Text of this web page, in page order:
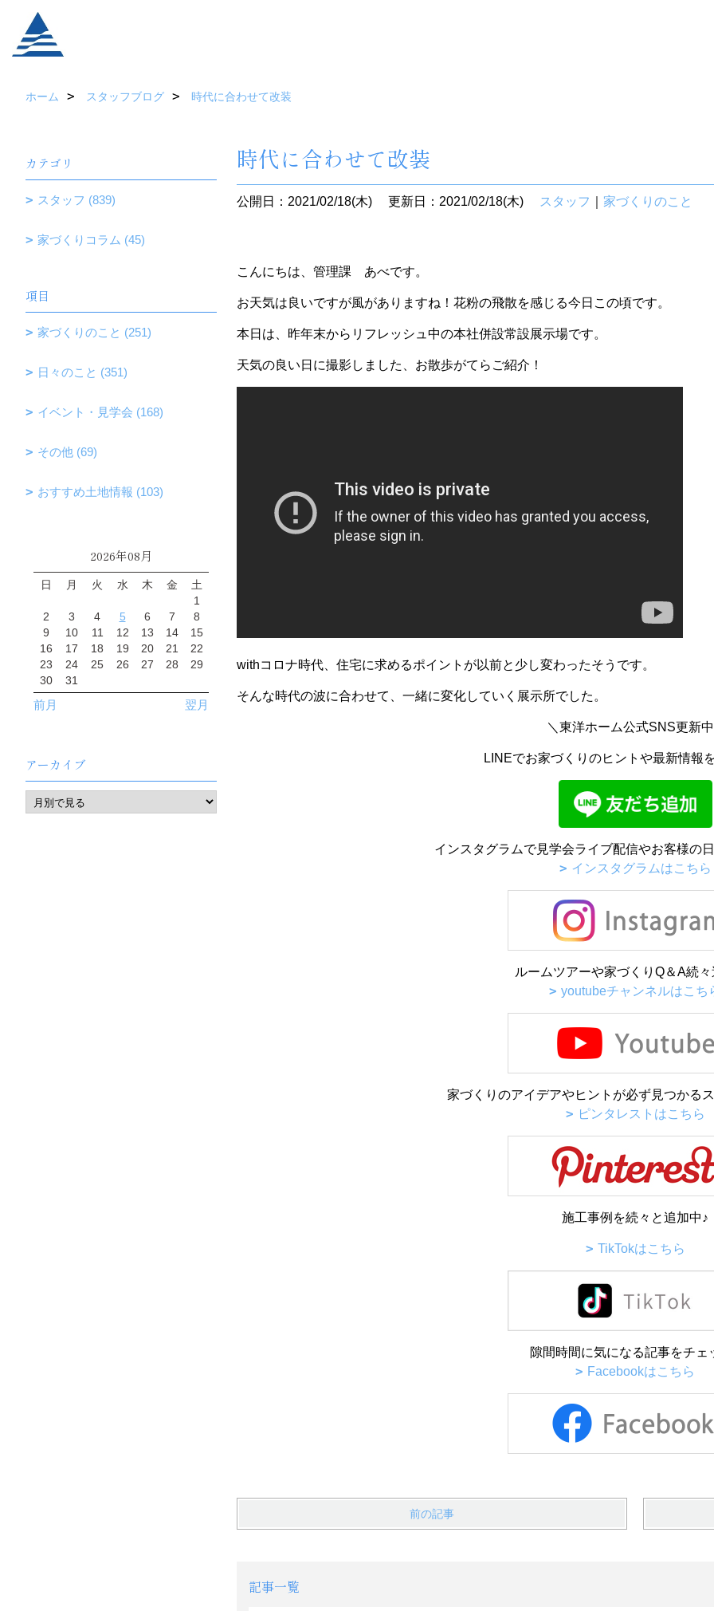
ホーム スタッフブログ 時代に合わせて改装
時代に合わせて改装
公開日：2021/02/18(木) 更新日：2021/02/18(木) スタッフ 家づくりのこと
こんにちは、管理課 あべです。
お天気は良いですが風がありますね！花粉の飛散を感じる今日この頃です。
本日は、昨年末からリフレッシュ中の本社併設常設展示場です。
天気の良い日に撮影しました、お散歩がてらご紹介！
withコロナ時代、住宅に求めるポイントが以前と少し変わったそうです。
そんな時代の波に合わせて、一緒に変化していく展示所でした。
＼東洋ホーム公式SNS更新
LINEでお家づくりのヒントや最新情報
インスタグラムで見学会ライブ配信やお客様の
インスタグラムはこちら
ルームツアーや家づくりQ＆A続
youtubeチャンネルはこち
家づくりのアイデアやヒントが必ず見つかる
ピンタレストはこちら
施工事例を続々と追加中♪
TikTokはこちら
隙間時間に気になる記事をチェ
Facebookはこちら
前の記事
記事一覧
カテゴリ
スタッフ (839)
家づくりコラム (45)
項目
家づくりのこと (251)
日々のこと (351)
イベント・見学会 (168)
その他 (69)
おすすめ土地情報 (103)
2026年08月
日 月 火 水 木 金
土
1
2
3 4 5 6 7
8
9
10 11 12 13 14
15
16
17 18 19 20 21
22
23
24 25 26 27 28
29
30
31
前月 翌月
アーカイブ